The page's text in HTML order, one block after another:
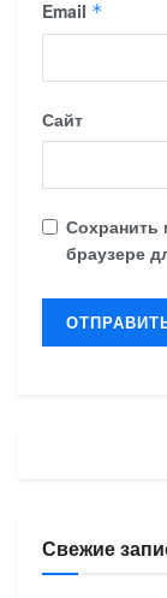
Email *
Сайт
Сохранить
браузере
Свежие